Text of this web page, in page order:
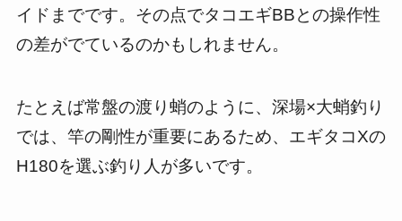
イドまでです。その点でタコエギBBとの操作性
の差がでているのかもしれません。
たとえば常盤の渡り蛸のように、深場×大蛸釣り
では、竿の剛性が重要にあるため、エギタコXの
H180を選ぶ釣り人が多いです。